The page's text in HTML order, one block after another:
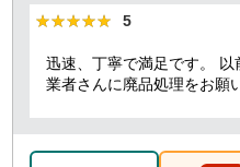
★★★★★
★★★★★ 5
迅速、丁寧で満足です。
業者さんに廃品処理をお願
たことがありましたが、
うと思っております。